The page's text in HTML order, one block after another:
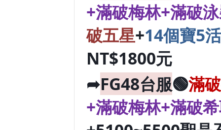
+滿破梅林+滿破
破五星+14個寶5
NT$1800元
➦FG48台服🟢滿
+滿破梅林+滿破